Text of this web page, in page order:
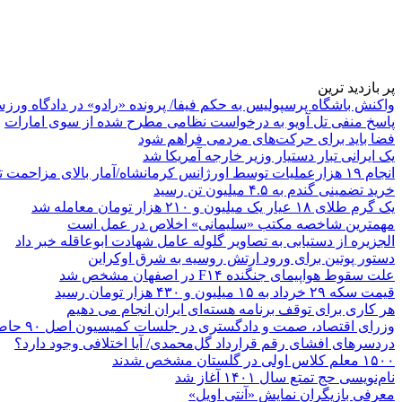
پر بازدید ترین
واکنش باشگاه پرسپولیس به حکم فیفا/ پرونده «رادو» در دادگاه
پاسخ منفی تل آویو به درخواست نظامی مطرح شده از سوی امارات
فضا باید برای حرکت‌های مردمی فراهم شود
یک ایرانی تبار دستیار وزیر خارجه آمریکا شد
انجام ۱۹ هزارعملیات توسط اورژانس کرمانشاه/آمار بالای مزاحمت تلفنی
خرید تضمینی گندم به ۴.۵ میلیون تن رسید
یک گرم طلای ۱۸ عیار یک میلیون و ۲۱۰ هزار تومان معامله شد
مهمترین شاخصه مکتب «سلیمانی» اخلاص در عمل است
الجزیره از دستیابی به تصاویر گلوله عامل شهادت ابوعاقله خبر داد
دستور پوتین برای ورود ارتش روسیه به شرق اوکراین
علت سقوط هواپیمای جنگنده F۱۴ در اصفهان مشخص شد
قیمت سکه ۲۹ خرداد به ۱۵ میلیون و ۴۳۰ هزار تومان رسید
هر کاری برای توقف برنامه هسته‌ای ایران انجام می دهیم
وزرای اقتصاد، صمت و دادگستری در جلسات کمیسیون اصل ۹۰ حاضر می‌شوند
دردسرهای افشای رقم قرارداد گل‌محمدی/ آیا اختلافی وجود دارد؟
۱۵۰۰ معلم کلاس اولی در گلستان مشخص شدند
نام‌نویسی حج تمتع سال ۱۴۰۱ آغاز شد
معرفی بازیگران نمایش «آنتی اویل»